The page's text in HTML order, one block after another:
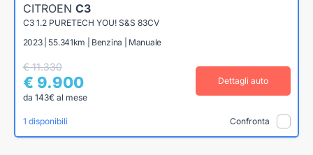
CITROEN C3
C3 1.2 PURETECH YOU! S&S 83CV
2023 | 55.341km | Benzina | Manuale
€ 11.330
€ 9.900
da 143€ al mese
Dettagli auto
1 disponibili Confronta